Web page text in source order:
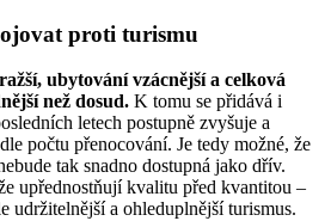
proti turismu
ubytování vzácnější a celková
než dosud. K tomu se přidává i
letech postupně zvyšuje a
počtu přenocování. Je tedy možné, že
tak snadno dostupná jako dřív.
upřednostňují kvalitu před kvantitou –
udržitelnější a ohleduplnější turismus.